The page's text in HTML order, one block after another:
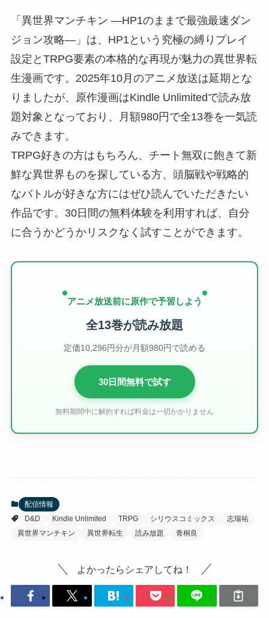
「異世界マンチキン ―HP1のままで最強最速ダン
ジョン攻略―」は、HP1という究極の縛りプレイ
設定とTRPG要素の本格的な再現が魅力の異世界転
生漫画です。2025年10月のアニメ放送は延期とな
りましたが、原作漫画はKindle Unlimitedで読み放
題対象となっており、月額980円で全13巻を一気読
みできます。
TRPG好きの方はもちろん、チート無双に飽きて新
鮮な異世界ものを探している方、頭脳戦や戦略的
なバトルが好きな方にはぜひ読んでいただきたい
作品です。30日間の無料体験を利用すれば、自分
に合うかどうかリスクなく試すことができます。
アニメ放送前に原作で予習しよう
全13巻が読み放題
定価10,296円分が月額980円で読める
30日間無料で試す
無料期間中に解約すれば料金は一切かかりません
配信情報
D&D
Kindle Unlimited TRPG シリウスコミックス
志瑞祐
異世界マンチキン
異世界転生 読み放題 青桐良
よかったらシェアしてね！